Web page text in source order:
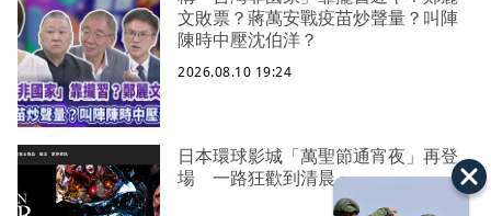
文敗票？蔣萬安戰疫苗炒聲量？叫陣
陳時中壓沈伯洋？
2026.08.10 19:24
日本環球影城「萬聖節通宵夜」再登
場 一路狂歡到清晨